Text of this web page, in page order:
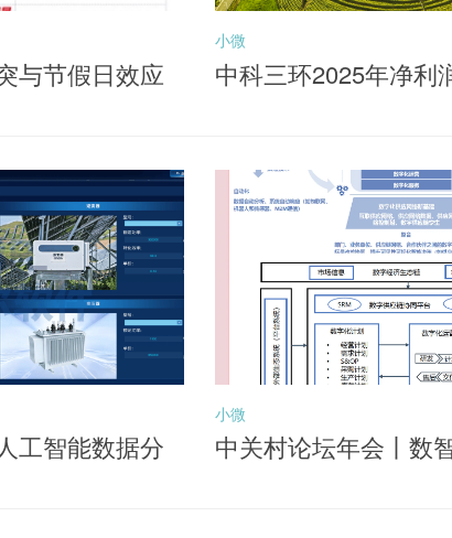
与节假日效应
小微
中科三环2025年净利
工智能数据分
小微
中关村论坛年会丨数